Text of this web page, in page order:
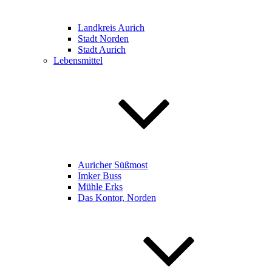
Landkreis Aurich
Stadt Norden
Stadt Aurich
Lebensmittel
Auricher Süßmost
Imker Buss
Mühle Erks
Das Kontor, Norden